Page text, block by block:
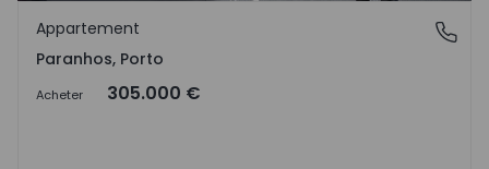
Paranhos, Porto
Appartement
Paranhos, Porto
Acheter 305.000 €